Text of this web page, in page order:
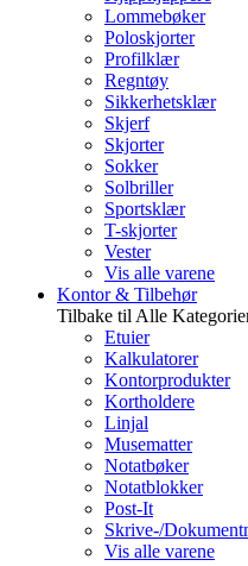
Lommebøker
Poloskjorter
Profilklær
Regntøy
Sikkerhetsklær
Skjerf
Skjorter
Sokker
Solbriller
Sportsklær
T-skjorter
Vester
Vis alle varene
Kontor & Tilbehør
Tilbake til Alle
Etuier
Kalkulatorer
Kontorprodukter
Kortholdere
Linjal
Musematter
Notatbøker
Notatblokker
Post-It
Skrive-/
Vis alle varene